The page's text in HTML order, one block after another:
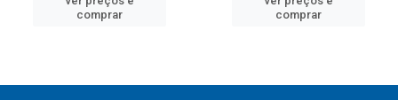
comprar
comprar